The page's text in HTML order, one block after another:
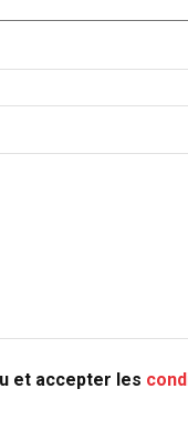
et accepter les